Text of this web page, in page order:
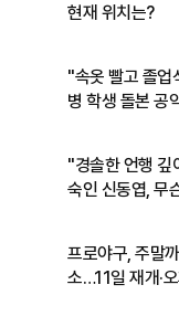
현재 위치는?
"속옷 빨고 졸
병 학생 돌본 공
"경솔한 언행 깊
숙인 신동엽, 무
프로야구, 주말
소…11일 재개·